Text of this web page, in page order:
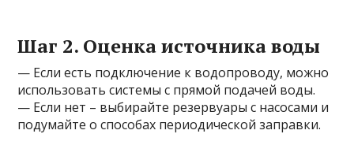
Шаг 2. Оценка источника воды
— Если есть подключение к водопроводу, можно
использовать системы с прямой подачей воды.
— Если нет – выбирайте резервуары с насосами и
подумайте о способах периодической заправки.